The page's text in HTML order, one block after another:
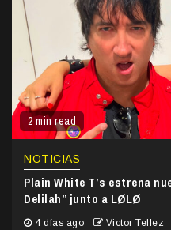
2 min read
NOTICIAS
Plain White T’s estrena
Delilah” junto a LØLØ
4 días ago Victor Tellez